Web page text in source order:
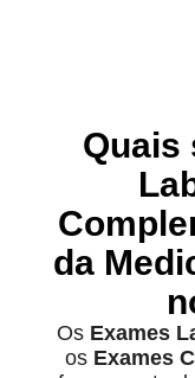
Quais
da
Os Exames
os Exames